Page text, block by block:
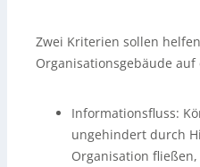
Zwei Kriterien sollen
Organisationsgebäude
Informationsfluss:
ungehindert durch
Organisation